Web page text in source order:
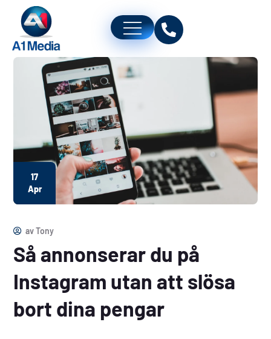
17
Apr
avTony
Så annonserar du på
Instagram utan att slösa
bort dina pengar